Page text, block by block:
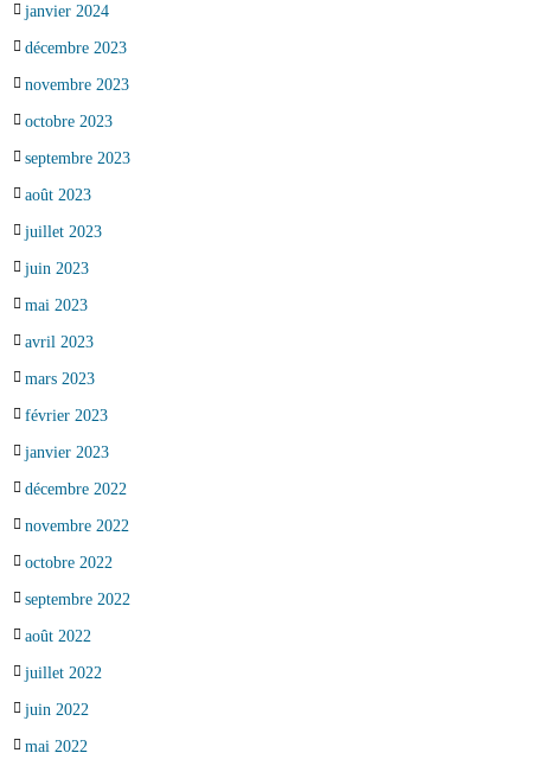
janvier 2024
décembre 2023
novembre 2023
octobre 2023
septembre 2023
août 2023
juillet 2023
juin 2023
mai 2023
avril 2023
mars 2023
février 2023
janvier 2023
décembre 2022
novembre 2022
octobre 2022
septembre 2022
août 2022
juillet 2022
juin 2022
mai 2022